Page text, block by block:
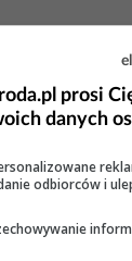
prosi
danych
odbiorców i